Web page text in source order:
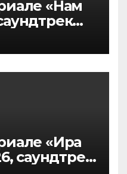
«Нам
«Ира
саундтрек